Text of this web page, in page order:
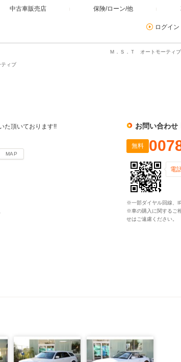
中古車販売店 保険/ローン/他
ログイン
Ｍ．Ｓ．Ｔ オートモーティブ
ィブ
た頂いております!!
MAP
お問い合わせ
無料
電
※一部ダイヤル回線、
※車の購入に関するご
せはご遠慮ください。